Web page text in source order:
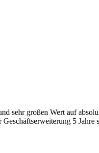
sehr großen Wert auf
5 Jahre